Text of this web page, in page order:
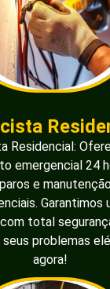
Residencial:
emergencial 24
e
Garantimos
total
seus problemas
agora!